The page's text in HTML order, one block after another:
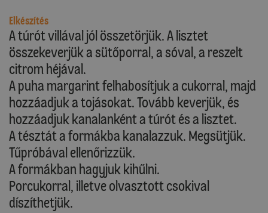
Elkészítés
A túrót villával jól összetörjük. A lisztet
összekeverjük a sütőporral, a sóval, a reszelt
citrom héjával.
A puha margarint felhabosítjuk a cukorral, majd
hozzáadjuk a tojásokat. Tovább keverjük, és
hozzáadjuk kanalanként a túrót és a lisztet.
A tésztát a formákba kanalazzuk. Megsütjük.
Tűpróbával ellenőrizzük.
A formákban hagyjuk kihűlni.
Porcukorral, illetve olvasztott csokival
díszíthetjük.